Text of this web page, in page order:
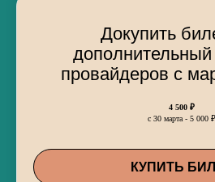
Докупить
провайдеров с
4 500 ₽
с 30 марта - 5 000 ₽
КУПИТЬ